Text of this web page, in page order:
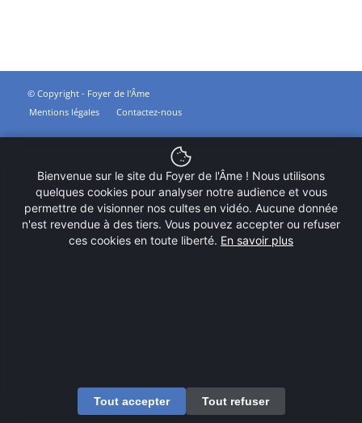
© Copyright - Foyer de l'Âme
Mentions légales
Contactez-nous
Bienvenue sur le site du Foyer de l'Âme ! Nous utilisons
quelques cookies pour analyser notre audience et vous
permettre de visionner nos cultes en vidéo. Aucune donnée
n'est revendue à des tiers. Vous pouvez accepter ou refuser
ces cookies en toute liberté. En savoir plus
Tout accepter Tout refuser